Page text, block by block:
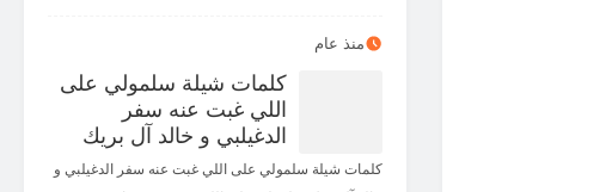
منذ عام
كلمات شيلة سلمولي على
اللي غبت عنه سفر
الدغيلبي و خالد آل بريك
كلمات شيلة سلمولي على اللي غبت عنه سفر الدغيلبي و